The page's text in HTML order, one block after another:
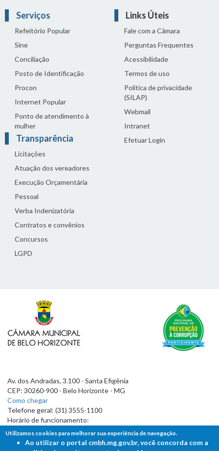
Serviços
Refeitório Popular
Sine
Conciliação
Posto de Identificação
Procon
Internet Popular
Ponto de atendimento à
mulher
Transparência
Licitações
Atuação dos vereadores
Execução Orçamentária
Pessoal
Verba Indenizatória
Contratos e convênios
Concursos
LGPD
Links Úteis
Fale com a Câmara
Perguntas Frequentes
Acessibilidade
Termos de uso
Política de privacidade
(SILAP)
Webmail
Intranet
Efetuar Login
Av. dos Andradas, 3.100 - Santa Efigênia
CEP: 30260-900 - Belo Horizonte - MG
Como chegar
Telefone geral: (31) 3555-1100
Horário de funcionamento:
7h às 19h
Utilizamos cookies para melhorar sua experiência de navegação.
Ao utilizar o portal cmbh.mg.gov.br, você concorda com a